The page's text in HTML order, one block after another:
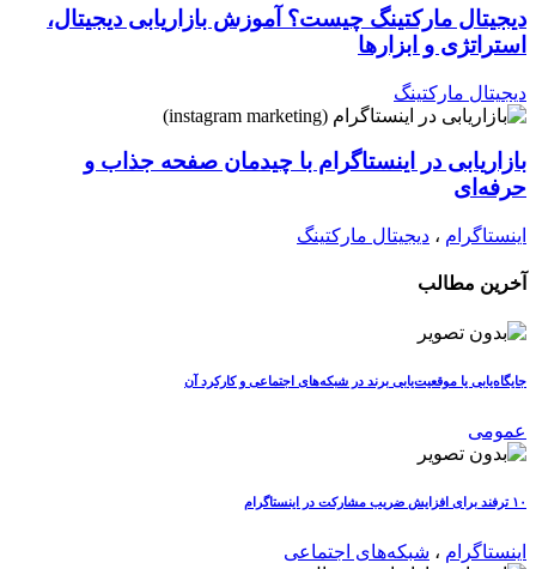
دیجیتال مارکتینگ چیست؟ آموزش بازاریابی دیجیتال،
استراتژی و ابزارها
دیجیتال مارکتینگ
بازاریابی در اینستاگرام با چیدمان صفحه جذاب و
حرفه‌ای
اینستاگرام ، دیجیتال مارکتینگ
آخرین مطالب
جایگاه‌یابی یا موقعیت‌یابی برند در شبکه‌های اجتماعی و کارکرد آن
عمومی
۱۰ ترفند برای افزایش ضریب مشارکت در اینستاگرام
اینستاگرام ، شبکه‌های اجتماعی